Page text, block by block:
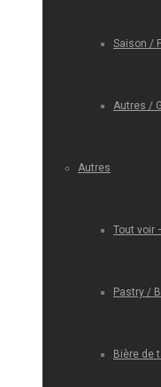
Saison /
Autres /
Autres
Tout voir
Pastry /
Bière de